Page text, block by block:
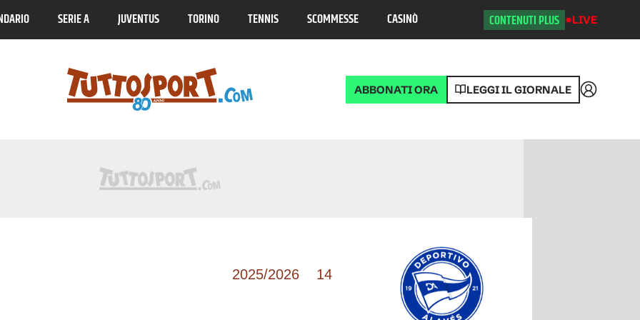
SERIE A JUVENTUS TORINO TENNIS SCOMMESSE CASINÒ CONTENUTI PLUS LIVE
ABBONATI ORA LEGGI IL GIORNALE Accedi
2025/2026 14